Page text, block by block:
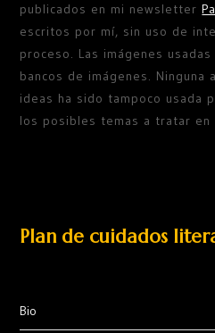
publicados en mi newsletter
escritos por mí, sin uso de
proceso. Las imágenes
bancos de imágenes. Ninguna
ideas ha sido tampoco usada
los posibles temas a tratar en
Plan de cuidados
Bio